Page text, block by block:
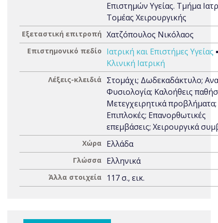
Επιστημών Υγείας. Τμήμα
Τομέας Χειρουργικής
Εξεταστική επιτροπή Χατζόπουλος Νικόλαος
Επιστημονικό πεδίο Ιατρική και Επιστήμες Υγείας
Κλινική Ιατρική
Λέξεις-κλειδιά
Στομάχι; Δωδεκαδάκτυλο;
Φυσιολογία; Καλοήθεις
Μετεγχειρητικά προβλήματα;
Επιπλοκές; Επανορθωτικές
επεμβάσεις; Χειρουργικά
Χώρα Ελλάδα
Γλώσσα Ελληνικά
Άλλα στοιχεία 117 σ., εικ.